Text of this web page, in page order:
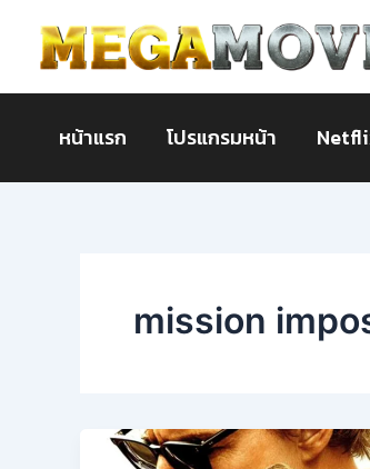
content
หน้าแรก โปรแกรมหน้า
mission